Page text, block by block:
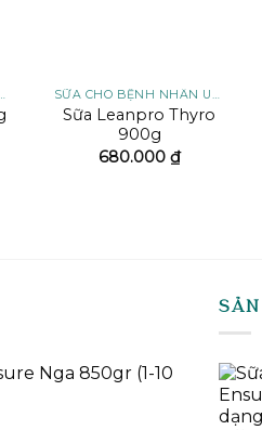
UNG THƯ SỮA CHO BỆNH NHÂN UNG THƯ
Sữa Leanpro Thyro
900g
680.000 ₫
Nga 850gr (1-10
SẢN